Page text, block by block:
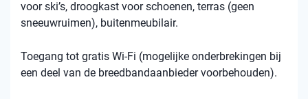
voor ski’s, droogkast voor schoenen, terras (geen
sneeuwruimen), buitenmeubilair.
Toegang tot gratis Wi-Fi (mogelijke onderbrekingen bij
een deel van de breedbandaanbieder voorbehouden).